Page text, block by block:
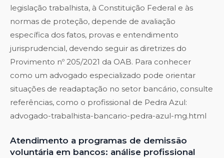
legislação trabalhista, à Constituição Federal e às
normas de proteção, depende de avaliação
específica dos fatos, provas e entendimento
jurisprudencial, devendo seguir as diretrizes do
Provimento nº 205/2021 da OAB. Para conhecer
como um advogado especializado pode orientar
situações de readaptação no setor bancário, consulte
referências, como o profissional de Pedra Azul:
advogado-trabalhista-bancario-pedra-azul-mg.html
Atendimento a programas de demissão
voluntária em bancos: análise profissional